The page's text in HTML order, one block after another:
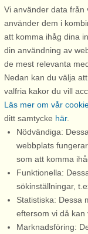
Köp av
Rabatt
Support
Kontakt
FAQ - frågor och
FAQ Rabattkoder
Hyresvilkor
Vi använder data från
använder dem i
att komma ihåg dina
din användning av
de mest relevanta
Nedan kan du välja
valfria kakor du vill
Läs mer om vår
ditt samtycke här.
Nödvändiga:
webbplats
som att komma
Funktionella:
sökinställningar,
Statistiska: Dessa
eftersom vi då kan
Marknadsföring: